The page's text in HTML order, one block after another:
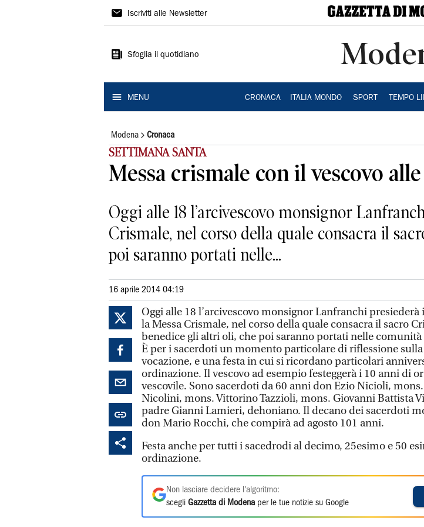
Gazzetta
Modena
Iscriviti alle Newsletter
Sfoglia il quotidiano
MENU CRONACA ITALIA MONDO SPORT TEMPO
Modena Cronaca
SETTIMANA SANTA
Messa crismale con il vescovo
Oggi alle 18 l’arcivescovo monsignor
Crismale, nel corso della quale consacra il
poi saranno portati nelle...
16 aprile 2014 04:19
Oggi alle 18 l’arcivescovo monsignor Lanfranchi presiederà
la Messa Crismale, nel corso della quale consacra il sacro
benedice gli altri oli, che poi saranno portati nelle
È per i sacerdoti un momento particolare di riflessione
vocazione, e una festa in cui si ricordano particolari
ordinazione. Il vescovo ad esempio festeggerà i 10 anni di
vescovile. Sono sacerdoti da 60 anni don Ezio Nicioli,
Nicolini, mons. Vittorino Tazzioli, mons. Giovanni Battista
padre Gianni Lamieri, dehoniano. Il decano dei sacerdoti
don Mario Rocchi, che compirà ad agosto 101 anni.
Festa anche per tutti i sacedrodi al decimo, 25esimo e 50
ordinazione.
Non lasciare decidere l'algoritmo:
scegli Gazzetta di Modena per le tue notizie su Google